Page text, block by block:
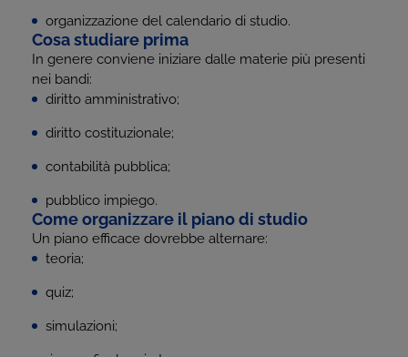
organizzazione del calendario di studio.
Cosa studiare prima
In genere conviene iniziare dalle materie più presenti
nei bandi:
diritto amministrativo;
diritto costituzionale;
contabilità pubblica;
pubblico impiego.
Come organizzare il piano di studio
Un piano efficace dovrebbe alternare:
teoria;
quiz;
simulazioni;